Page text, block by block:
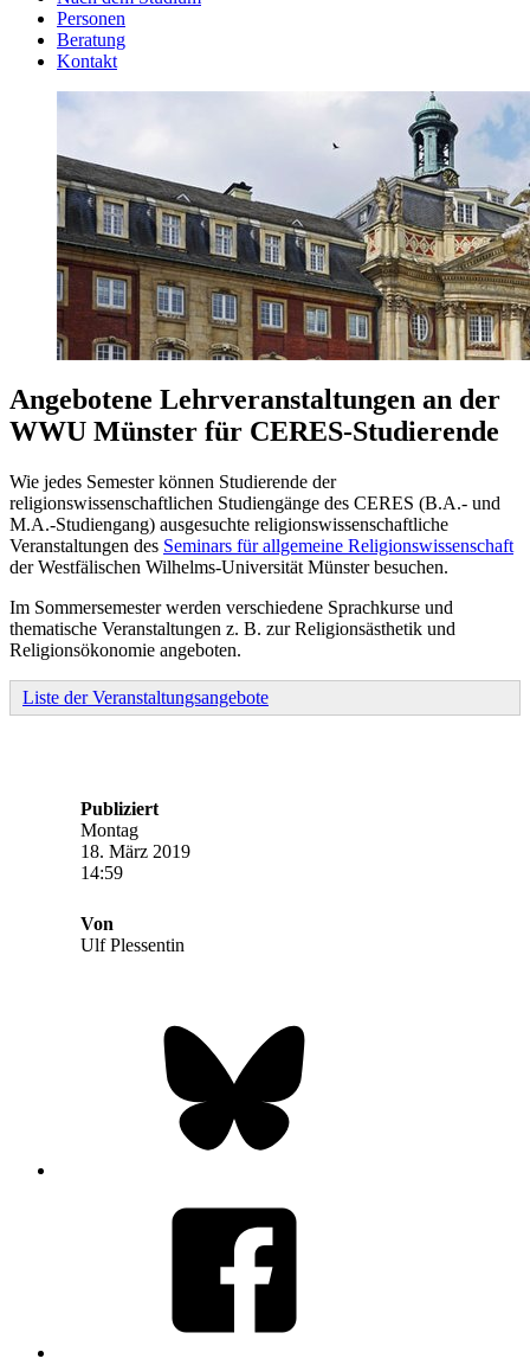
Personen
Beratung
Kontakt
Angebotene Lehrveranstaltungen an der
WWU Münster für CERES-Studierende
Wie jedes Semester können Studierende der
religionswissenschaftlichen Studiengänge des CERES (B.A.- und
M.A.-Studiengang) ausgesuchte religionswissenschaftliche
Veranstaltungen des Seminars für allgemeine Religionswissenschaft
der Westfälischen Wilhelms-Universität Münster besuchen.
Im Sommersemester werden verschiedene Sprachkurse und
thematische Veranstaltungen z. B. zur Religionsästhetik und
Religionsökonomie angeboten.
Liste der Veranstaltungsangebote
Publiziert
Montag
18. März 2019
14:59
Von
Ulf Plessentin